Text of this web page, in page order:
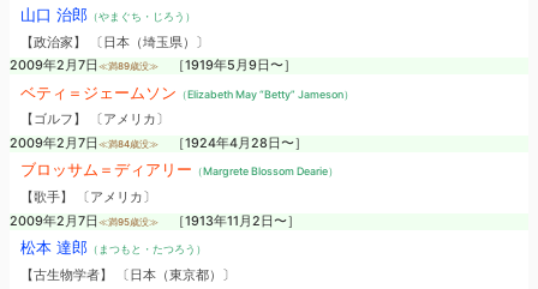
山口 治郎（やまぐち・じろう）
【政治家】 〔日本（埼玉県）〕
2009年2月7日 ≪満89歳没≫ ［1919年5月9日〜］
ベティ＝ジェームソン （Elizabeth May “Betty” Jameson）
【ゴルフ】 〔アメリカ〕
2009年2月7日 ≪満84歳没≫ ［1924年4月28日〜］
ブロッサム＝ディアリー （Margrete Blossom Dearie）
【歌手】 〔アメリカ〕
2009年2月7日 ≪満95歳没≫ ［1913年11月2日〜］
松本 達郎（まつもと・たつろう）
【古生物学者】 〔日本（東京都）〕